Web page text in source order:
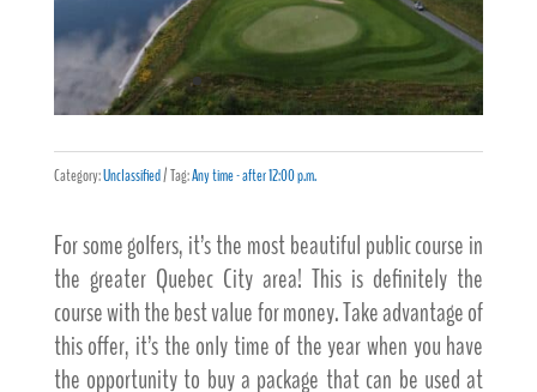
Category:Unclassified Tag:Any time - after 12:00 p.m.
For some golfers, it’s the most beautiful public course in
the greater Quebec City area! This is definitely the
course with the best value for money. Take advantage of
this offer, it’s the only time of the year when you have
the opportunity to buy a package that can be used at